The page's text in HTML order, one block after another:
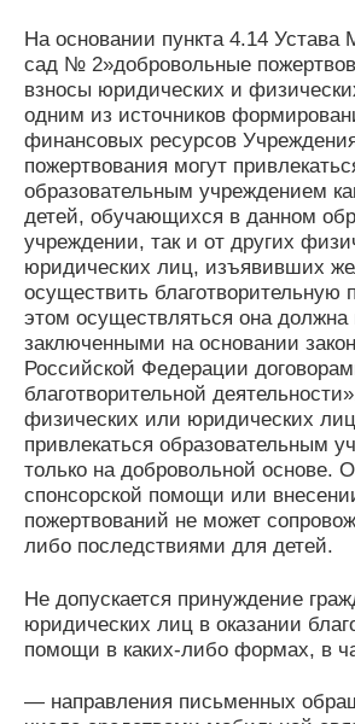
На основании пункта 4.14
сад № 2»добровольные
взносы юридических и
одним из источников
финансовых ресурсов
пожертвования могут
образовательным учреждением
детей, обучающихся в данном
учреждении, так и от других
юридических лиц, изъявивших
осуществить
этом осуществляться она должна
заключенными на основании
Российской Федерации
благотворительной
физических или юридических
привлекаться образовательным
только на добровольной основе.
спонсорской помощи или
пожертвований не может
либо последствиями для детей.
Не допускается принуждение
юридических лиц в оказании
помощи в каких-либо формах, в
— направления письменных